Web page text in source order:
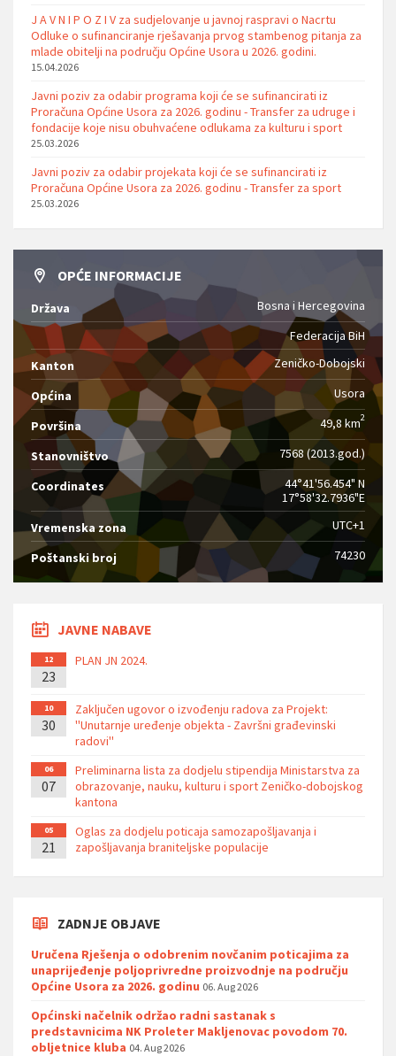
J A V N I P O Z I V za sudjelovanje u javnoj raspravi o Nacrtu
Odluke o sufinanciranje rješavanja prvog stambenog pitanja za
mlade obitelji na području Općine Usora u 2026. godini.
15.04.2026
Javni poziv za odabir programa koji će se sufinancirati iz
Proračuna Općine Usora za 2026. godinu - Transfer za udruge i
fondacije koje nisu obuhvaćene odlukama za kulturu i sport
25.03.2026
Javni poziv za odabir projekata koji će se sufinancirati iz
Proračuna Općine Usora za 2026. godinu - Transfer za sport
25.03.2026
OPĆE INFORMACIJE
Država
Bosna i Hercegovina
Federacija BiH
Kanton
Zeničko-Dobojski
Općina Usora
Površina 49,8 km2
Stanovništvo 7568 (2013.god.)
Coordinates
44°41'56.454" N
17°58'32.7936"E
Vremenska zona
UTC+1
Poštanski broj 74230
JAVNE NABAVE
12
23
PLAN JN 2024.
10
30
Zaključen ugovor o izvođenju radova za Projekt:
''Unutarnje uređenje objekta - Završni građevinski
radovi''
06
07
Preliminarna lista za dodjelu stipendija Ministarstva za
obrazovanje, nauku, kulturu i sport Zeničko-dobojskog
kantona
05
21
Oglas za dodjelu poticaja samozapošljavanja i
zapošljavanja braniteljske populacije
ZADNJE OBJAVE
Uručena Rješenja o odobrenim novčanim poticajima za
unaprijeđenje poljoprivredne proizvodnje na području
Općine Usora za 2026. godinu 06. Aug 2026
Općinski načelnik održao radni sastanak s
predstavnicima NK Proleter Makljenovac povodom 70.
obljetnice kluba 04. Aug 2026